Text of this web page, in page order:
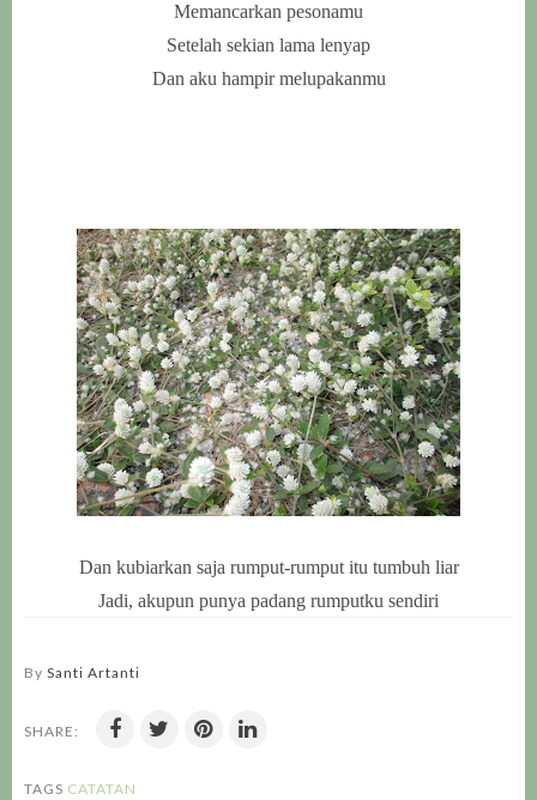
Memancarkan pesonamu
Setelah sekian lama lenyap
Dan aku hampir melupakanmu
Dan kubiarkan saja rumput-rumput itu tumbuh liar
Jadi, akupun punya padang rumputku sendiri
By Santi Artanti
SHARE:
TAGS CATATAN